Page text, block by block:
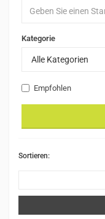
Kategorie
Alle Kategorien
Empfohlen
Sortieren: